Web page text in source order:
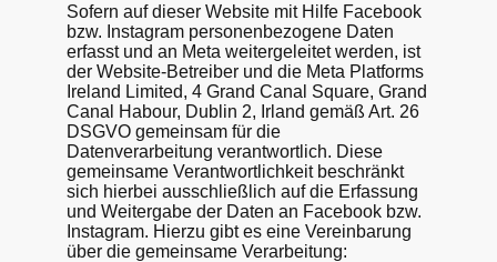
Sofern auf dieser Website mit Hilfe Facebook
bzw. Instagram personenbezogene Daten
erfasst und an Meta weitergeleitet werden, ist
der Website-Betreiber und die Meta Platforms
Ireland Limited, 4 Grand Canal Square, Grand
Canal Habour, Dublin 2, Irland gemäß Art. 26
DSGVO gemeinsam für die
Datenverarbeitung verantwortlich. Diese
gemeinsame Verantwortlichkeit beschränkt
sich hierbei ausschließlich auf die Erfassung
und Weitergabe der Daten an Facebook bzw.
Instagram. Hierzu gibt es eine Vereinbarung
über die gemeinsame Verarbeitung: